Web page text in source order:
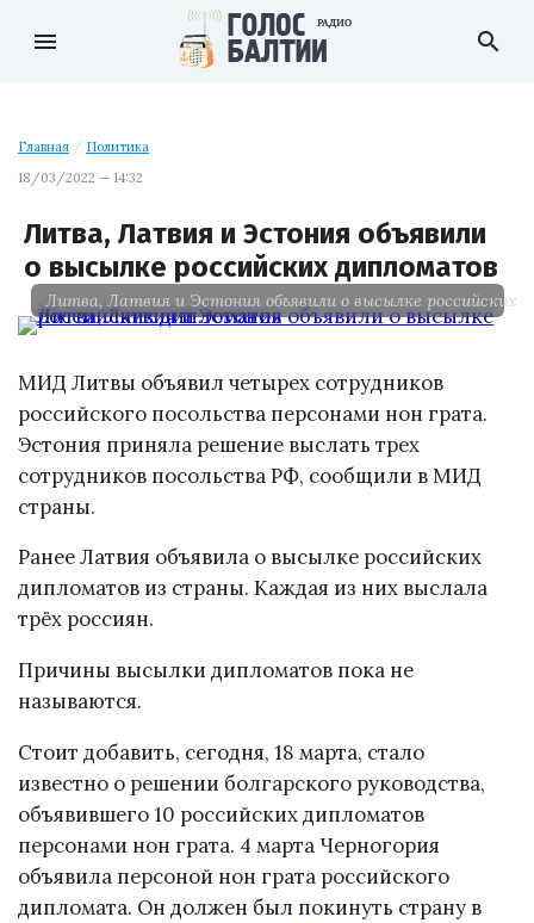
menu search
Главная / Политика
18/03/2022 — 14:32
Литва, Латвия и Эстония объявили
о высылке российских дипломатов
Литва, Латвия и Эстония объявили о высылке российских
МИД Литвы объявил четырех сотрудников
российского посольства персонами нон грата.
Эстония приняла решение выслать трех
сотрудников посольства РФ, сообщили в МИД
страны.
Ранее Латвия объявила о высылке российских
дипломатов из страны. Каждая из них выслала
трёх россиян.
Причины высылки дипломатов пока не
называются.
Стоит добавить, сегодня, 18 марта, стало
известно о решении болгарского руководства,
объявившего 10 российских дипломатов
персонами нон грата. 4 марта Черногория
объявила персоной нон грата российского
дипломата. Он должен был покинуть страну в